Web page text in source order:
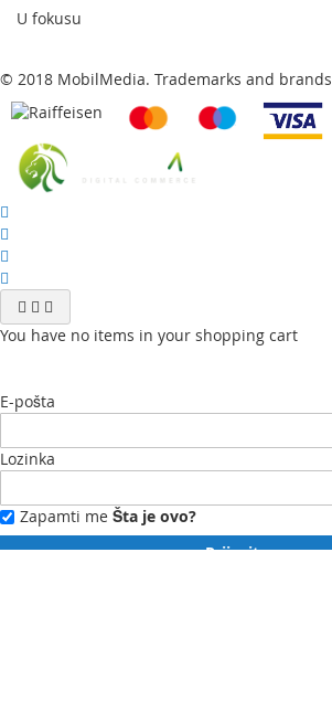
U fokusu
© 2018 MobilMedia. Trademarks and brands
You have no items in your shopping cart
E-pošta
Lozinka
Zapamti me Šta je ovo?
Prijavite se